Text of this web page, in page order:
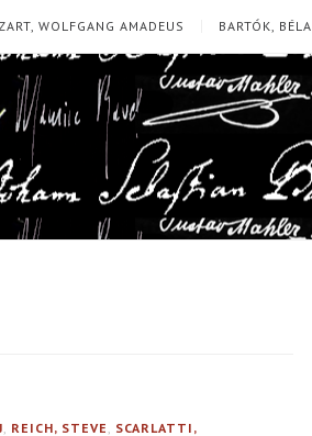
WOLFGANG AMADEUS BARTÓK, BÉLA
REICH, STEVE
SCARLATTI,